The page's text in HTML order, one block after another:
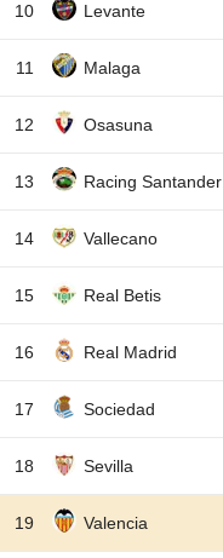
10 Levante
11 Malaga
12 Osasuna
13 Racing Santander
14 Vallecano
15 Real Betis
16 Real Madrid
17 Sociedad
18 Sevilla
19 Valencia